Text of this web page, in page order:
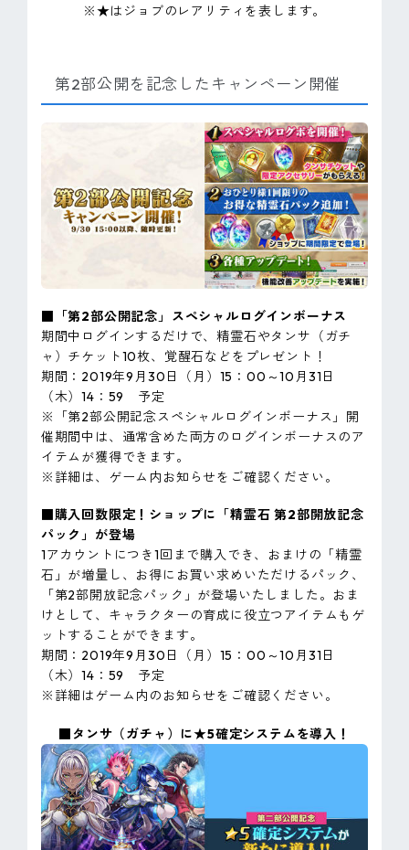
※★はジョブのレアリティを表します。
第2部公開を記念したキャンペーン開催
■「第2部公開記念」スペシャルログインボーナス
期間中ログインするだけで、精霊石やタンサ（ガチ
ャ）チケット10枚、覚醒石などをプレゼント！
期間：2019年9月30日（月）15：00～10月31日
（木）14：59 予定
※「第2部公開記念スペシャルログインボーナス」開
催期間中は、通常含めた両方のログインボーナスのア
イテムが獲得できます。
※詳細は、ゲーム内お知らせをご確認ください。
■購入回数限定！ショップに「精霊石 第2部開放記念
パック」が登場
1アカウントにつき1回まで購入でき、おまけの「精霊
石」が増量し、お得にお買い求めいただけるパック、
「第2部開放記念パック」が登場いたしました。おま
けとして、キャラクターの育成に役立つアイテムもゲ
ットすることができます。
期間：2019年9月30日（月）15：00～10月31日
（木）14：59 予定
※詳細はゲーム内のお知らせをご確認ください。
■タンサ（ガチャ）に★5確定システムを導入！